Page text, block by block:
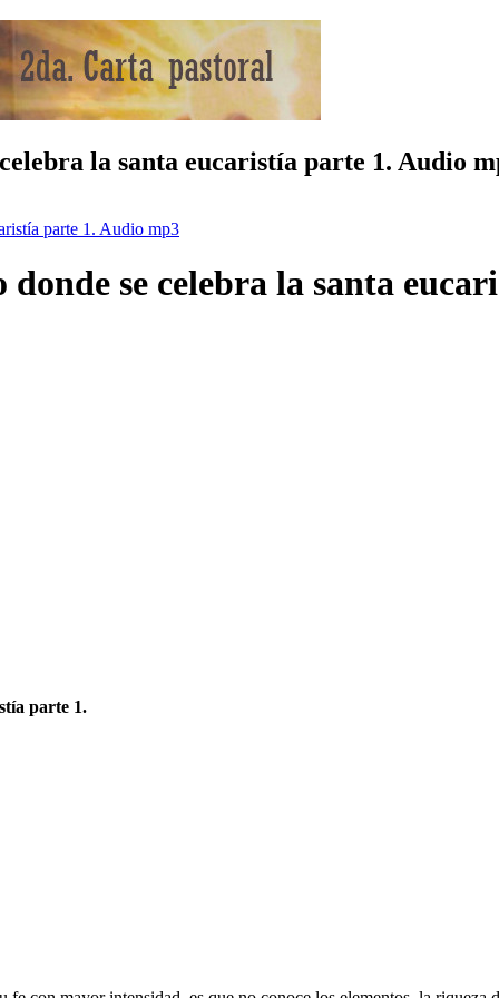
la santa eucaristía parte 1. Audio
parte 1. Audio mp3
donde se celebra la santa
parte 1.